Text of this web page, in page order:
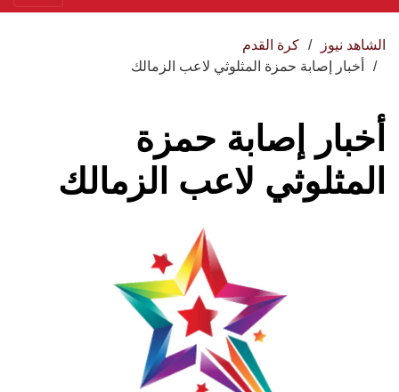
الشاهد نيوز
كرة القدم
أخبار إصابة حمزة المثلوثي لاعب الزمالك
أخبار إصابة حمزة
المثلوثي لاعب الزمالك